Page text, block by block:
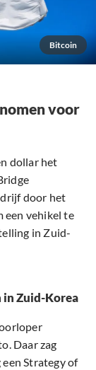
Bitcoin
voor
dollar het
door het
een vehikel te
in Zuid-
in Zuid-Korea
Daar zag
Strategy of